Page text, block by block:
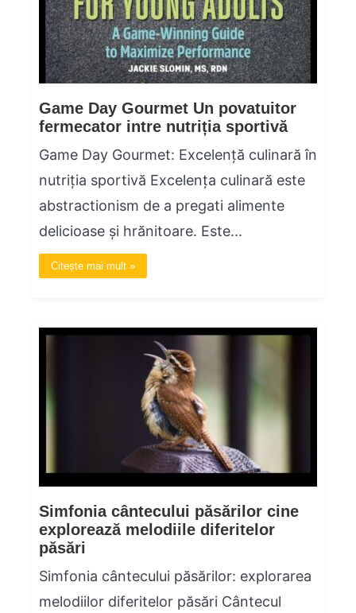
Game Day Gourmet Un povatuitor
fermecator intre nutriția sportivă
Game Day Gourmet: Excelență culinară în
nutriția sportivă Excelența culinară este
abstractionism de a pregati alimente
delicioase și hrănitoare. Este...
Citește mai mult »
Simfonia cântecului păsărilor cine
explorează melodiile diferitelor
păsări
Simfonia cântecului păsărilor: explorarea
melodiilor diferitelor păsări Cântecul